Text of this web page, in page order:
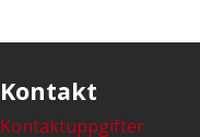
Kontakt
Kontaktuppgifter